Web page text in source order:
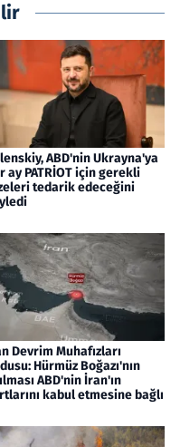
ABD'nin Ukrayna'ya
ay PATRİOT için gerekli
tedarik edeceğini
Devrim Muhafızları
Hürmüz Boğazı'nın
ABD'nin İran'ın
kabul etmesine bağlı